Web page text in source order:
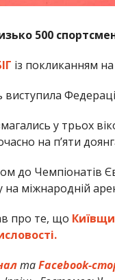
500
із покликанням на
у трьох
на п’яти
до Чемпіонатів
міжнародній
про те, що
таFacebook-